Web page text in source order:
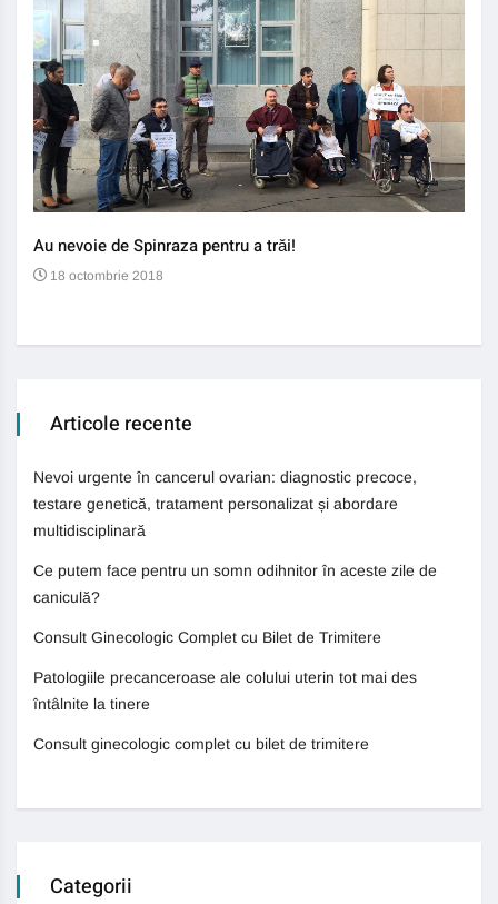
Au nevoie de Spinraza pentru a trăi!
18 octombrie 2018
Articole recente
Nevoi urgente în cancerul ovarian: diagnostic precoce,
testare genetică, tratament personalizat și abordare
multidisciplinară
Ce putem face pentru un somn odihnitor în aceste zile de
caniculă?
Consult Ginecologic Complet cu Bilet de Trimitere
Patologiile precanceroase ale colului uterin tot mai des
întâlnite la tinere
Consult ginecologic complet cu bilet de trimitere
Categorii